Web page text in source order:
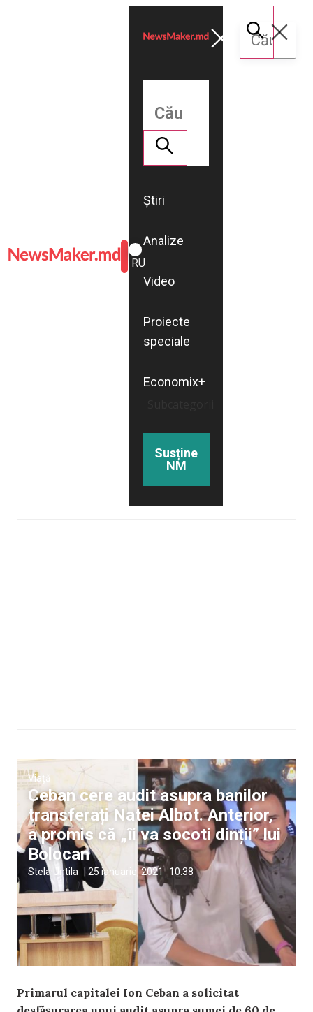
ROMÂNĂ
RU
Știri
Analize
Video
Proiecte
speciale
Economix+
Susține
NM
Viață
Ceban cere audit asupra banilor
transferați Natei Albot. Anterior,
a promis că „îi va socoti dinții” lui
Bolocan
Stela Untila 25 ianuarie, 2021 10:38
Primarul capitalei Ion Ceban a solicitat